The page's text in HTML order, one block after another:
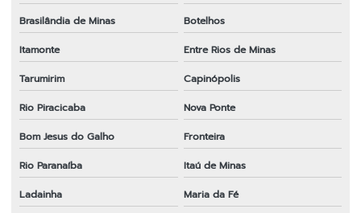
Brasilândia de Minas
Botelhos
Itamonte
Entre Rios de Minas
Tarumirim
Capinópolis
Rio Piracicaba
Nova Ponte
Bom Jesus do Galho
Fronteira
Rio Paranaíba
Itaú de Minas
Ladainha
Maria da Fé